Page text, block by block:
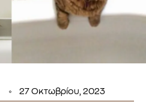
27 Οκτωβρίου, 2023